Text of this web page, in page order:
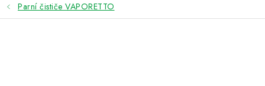
Parní čističe VAPORETTO